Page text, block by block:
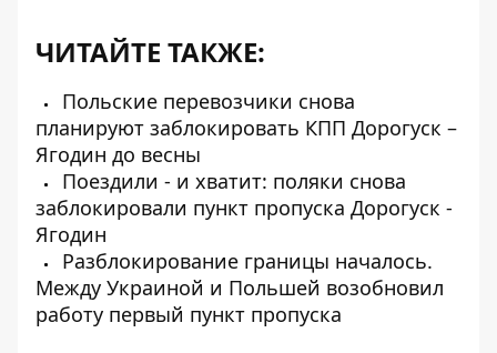
ЧИТАЙТЕ ТАКЖЕ:
Польские перевозчики снова
планируют заблокировать КПП Дорогуск –
Ягодин до весны
Поездили - и хватит: поляки снова
заблокировали пункт пропуска Дорогуск -
Ягодин
Разблокирование границы началось.
Между Украиной и Польшей возобновил
работу первый пункт пропуска